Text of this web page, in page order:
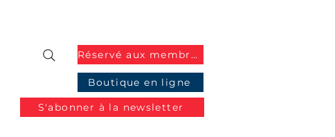
Réservé aux membres
Boutique en ligne
S'abonner à la newsletter